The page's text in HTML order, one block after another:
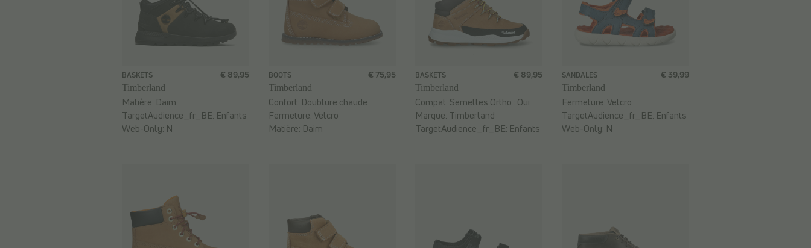
BASKETS
Timberland
€ 89,95
Matière: Daim
TargetAudience_fr_BE: Enfants
Web-Only: N
BOOTS
Timberland
€ 75,95
Confort: Doublure chaude
Fermeture:Velcro
Matière: Daim
BASKETS
Timberland
€ 89,95
Compat. Semelles Ortho.: Oui
Marque: Timberland
TargetAudience_fr_BE: Enfants
SANDALES
Timberland
€ 39,99
Fermeture:Velcro
TargetAudience_fr_BE: Enfants
Web-Only: N